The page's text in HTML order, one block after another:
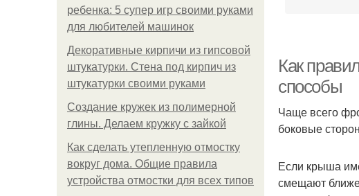
ребенка: 5 супер игр своими руками
для любителей машинок
Декоративные кирпичи из гипсовой
штукатурки. Стена под кирпич из
штукатурки своими руками
Создание кружек из полимерной
глины. Делаем кружку с зайкой
Как сделать утепленную отмостку
вокруг дома. Общие правила
устройства отмостки для всех типов
Как
способы
Чаще всего
боковые
Если крыша
смещают